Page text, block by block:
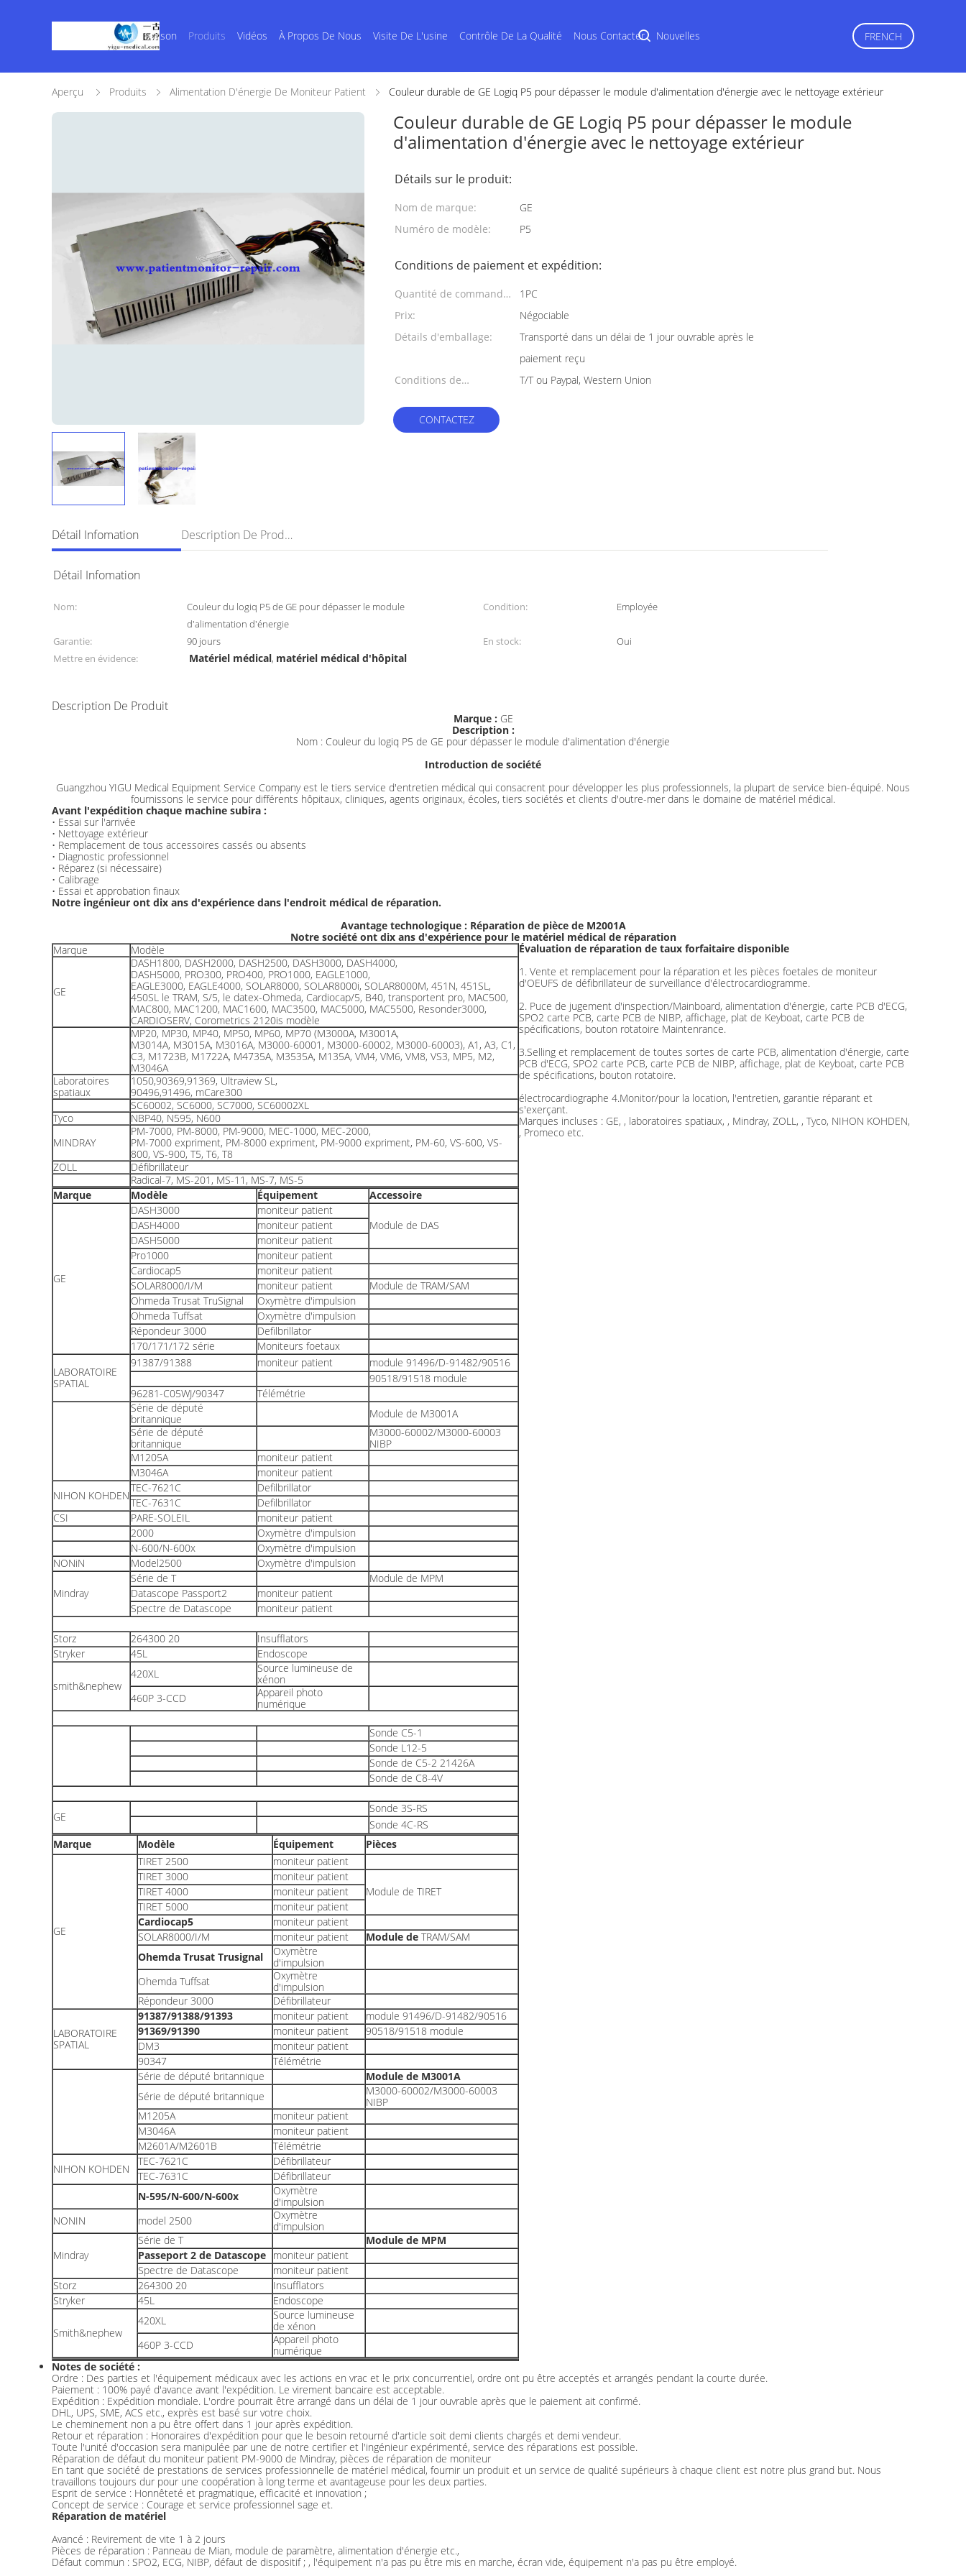
À La Maison Produits Vidéos À Propos De Nous Visite De L'usine Contrôle De La Qualité Nous Contacter Nouvelles FRENCH
Aperçu Produits Alimentation D'énergie De Moniteur Patient Couleur durable de GE Logiq P5 pour dépasser le module d'alimentation d'énergie avec le nettoyage extérieur
Couleur durable de GE Logiq P5 pour dépasser le module
d'alimentation d'énergie avec le nettoyage extérieur
Détails sur le produit:
Nom de marque:
GE
Numéro de modèle:
P5
Conditions de paiement et expédition:
Quantité de commande
min:
1PC
Prix:
Négociable
Détails d'emballage:
Transporté dans un délai de 1 jour ouvrable après le
paiement reçu
Conditions de
T/T ou Paypal, Western Union
CONTACTEZ
Détail Infomation Description De Produit
Détail Infomation
Nom:
Couleur du logiq P5 de GE pour dépasser le module
d'alimentation d'énergie
Condition: Employée
Garantie: 90 jours En stock:
Oui
Mettre en évidence:
Matériel médical, matériel médical d'hôpital
Description De Produit
Marque : GE
Description :
Nom : Couleur du logiq P5 de GE pour dépasser le module d'alimentation d'énergie
Introduction de société
Guangzhou YIGU Medical Equipment Service Company est le tiers service d'entretien médical qui consacrent pour développer les plus professionnels, la plupart de service bien-équipé. Nous
fournissons le service pour différents hôpitaux, cliniques, agents originaux, écoles, tiers sociétés et clients d'outre-mer dans le domaine de matériel médical.
Avant l'expédition chaque machine subira :
• Essai sur l'arrivée
• Nettoyage extérieur
• Remplacement de tous accessoires cassés ou absents
• Diagnostic professionnel
• Réparez (si nécessaire)
• Calibrage
• Essai et approbation finaux
Notre ingénieur ont dix ans d'expérience dans l'endroit médical de réparation.
Avantage technologique : Réparation de pièce de M2001A
Notre société ont dix ans d'expérience pour le matériel médical de réparation
Marque
Modèle
GE
DASH1800, DASH2000, DASH2500, DASH3000, DASH4000,
DASH5000, PRO300, PRO400, PRO1000, EAGLE1000,
EAGLE3000, EAGLE4000, SOLAR8000, SOLAR8000i, SOLAR8000M, 451N, 451SL,
450SL le TRAM, S/5, le datex-Ohmeda, Cardiocap/5, B40, transportent pro, MAC500,
MAC800, MAC1200, MAC1600, MAC3500, MAC5000, MAC5500, Resonder3000,
CARDIOSERV, Corometrics 2120is modèle
MP20, MP30, MP40, MP50, MP60, MP70 (M3000A, M3001A,
M3014A, M3015A, M3016A, M3000-60001, M3000-60002, M3000-60003), A1, A3, C1,
C3, M1723B, M1722A, M4735A, M3535A, M135A, VM4, VM6, VM8, VS3, MP5, M2,
M3046A
Laboratoires
spatiaux
1050,90369,91369, Ultraview SL,
90496,91496, mCare300
SC60002, SC6000, SC7000, SC60002XL
Tyco
NBP40, N595, N600
MINDRAY
PM-7000, PM-8000, PM-9000, MEC-1000, MEC-2000,
PM-7000 expriment, PM-8000 expriment, PM-9000 expriment, PM-60, VS-600, VS-
800, VS-900, T5, T6, T8
ZOLL
Défibrillateur
Radical-7, MS-201, MS-11, MS-7, MS-5
Évaluation de réparation de taux forfaitaire disponible
1. Vente et remplacement pour la réparation et les pièces foetales de moniteur
d'OEUFS de défibrillateur de surveillance d'électrocardiogramme.
2. Puce de jugement d'inspection/Mainboard, alimentation d'énergie, carte PCB d'ECG,
SPO2 carte PCB, carte PCB de NIBP, affichage, plat de Keyboat, carte PCB de
spécifications, bouton rotatoire Maintenrance.
3.Selling et remplacement de toutes sortes de carte PCB, alimentation d'énergie, carte
PCB d'ECG, SPO2 carte PCB, carte PCB de NIBP, affichage, plat de Keyboat, carte PCB
de spécifications, bouton rotatoire.
électrocardiographe 4.Monitor/pour la location, l'entretien, garantie réparant et
s'exerçant.
Marques incluses : GE, , laboratoires spatiaux, , Mindray, ZOLL, , Tyco, NIHON KOHDEN,
, Promeco etc.
Marque Modèle Équipement Accessoire
GE
DASH3000
moniteur patient
Module de DAS
DASH4000
moniteur patient
DASH5000
moniteur patient
Pro1000
moniteur patient
Cardiocap5
moniteur patient
SOLAR8000/I/M
moniteur patient
Module de TRAM/SAM
Ohmeda Trusat TruSignal
Oxymètre d'impulsion
Ohmeda Tuffsat
Oxymètre d'impulsion
Répondeur 3000
Defilbrillator
170/171/172 série
Moniteurs foetaux
LABORATOIRE
SPATIAL
91387/91388 moniteur patient
module 91496/D-91482/90516
90518/91518 module
96281-C05WJ/90347
Télémétrie
Série de député
britannique
Module de M3001A
Série de député
britannique
M3000-60002/M3000-60003
NIBP
M1205A
moniteur patient
M3046A
moniteur patient
NIHON KOHDEN
TEC-7621C
Defilbrillator
TEC-7631C
Defilbrillator
CSI
PARE-SOLEIL
moniteur patient
2000
Oxymètre d'impulsion
N-600/N-600x
Oxymètre d'impulsion
NONiN
Model2500 Oxymètre d'impulsion
Mindray
Série de T
Module de MPM
Datascope Passport2
moniteur patient
Spectre de Datascope
moniteur patient
Storz 264300 20
Insufflators
Stryker
45L Endoscope
smith&nephew
420XL
Source lumineuse de
xénon
460P 3-CCD
Appareil photo
numérique
Sonde C5-1
Sonde L12-5
Sonde de C5-2 21426A
Sonde de C8-4V
GE
Sonde 3S-RS
Sonde 4C-RS
Marque
Modèle Équipement Pièces
GE
TIRET 2500
moniteur patient
TIRET 3000
moniteur patient
Module de TIRET
TIRET 4000
moniteur patient
TIRET 5000
moniteur patient
Cardiocap5
moniteur patient
SOLAR8000/I/M
moniteur patient Module de TRAM/SAM
Ohemda Trusat Trusignal
Oxymètre
d'impulsion
Ohemda Tuffsat
Oxymètre
d'impulsion
Répondeur 3000
Défibrillateur
LABORATOIRE
SPATIAL
91387/91388/91393 moniteur patient
module 91496/D-91482/90516
91369/91390
moniteur patient
90518/91518 module
DM3
moniteur patient
90347
Télémétrie
Série de député britannique
Module de M3001A
Série de député britannique
M3000-60002/M3000-60003
NIBP
M1205A
moniteur patient
M3046A
moniteur patient
M2601A/M2601B
Télémétrie
NIHON KOHDEN
TEC-7621C
Défibrillateur
TEC-7631C
Défibrillateur
N-595/N-600/N-600x
Oxymètre
d'impulsion
NONIN
model 2500
Oxymètre
d'impulsion
Mindray
Série de T
Module de MPM
Passeport 2 de Datascope moniteur patient
Spectre de Datascope
moniteur patient
Storz
264300 20
Insufflators
Stryker
45L Endoscope
Smith&nephew
420XL
Source lumineuse
de xénon
460P 3-CCD
Appareil photo
numérique
Notes de société :
Ordre : Des parties et l'équipement médicaux avec les actions en vrac et le prix concurrentiel, ordre ont pu être acceptés et arrangés pendant la courte durée.
Paiement : 100% payé d'avance avant l'expédition. Le virement bancaire est acceptable.
Expédition : Expédition mondiale. L'ordre pourrait être arrangé dans un délai de 1 jour ouvrable après que le paiement ait confirmé.
DHL, UPS, SME, ACS etc., exprès est basé sur votre choix.
Le cheminement non a pu être offert dans 1 jour après expédition.
Retour et réparation : Honoraires d'expédition pour que le besoin retourné d'article soit demi clients chargés et demi vendeur.
Toute l'unité d'occasion sera manipulée par une de notre certifier et l'ingénieur expérimenté, service des réparations est possible.
Réparation de défaut du moniteur patient PM-9000 de Mindray, pièces de réparation de moniteur
En tant que société de prestations de services professionnelle de matériel médical, fournir un produit et un service de qualité supérieurs à chaque client est notre plus grand but. Nous
travaillons toujours dur pour une coopération à long terme et avantageuse pour les deux parties.
Esprit de service : Honnêteté et pragmatique, efficacité et innovation ;
Concept de service : Courage et service professionnel sage et.
Réparation de matériel
Avancé : Revirement de vite 1 à 2 jours
Pièces de réparation : Panneau de Mian, module de paramètre, alimentation d'énergie etc.,
Défaut commun : SPO2, ECG, NIBP, défaut de dispositif ; , l'équipement n'a pas pu être mis en marche, écran vide, équipement n'a pas pu être employé.